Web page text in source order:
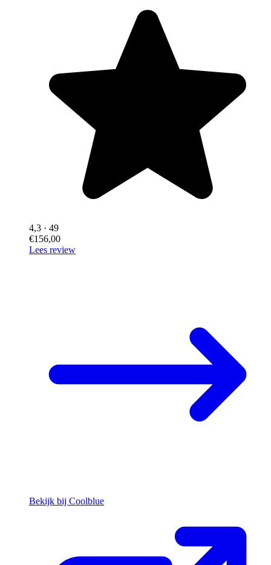
4,3 · 49
€156,00
Lees review
Bekijk bij Coolblue